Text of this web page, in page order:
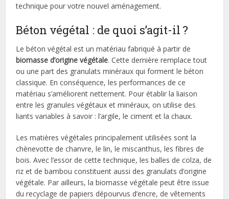
technique pour votre nouvel aménagement.
Béton végétal : de quoi s’agit-il ?
Le béton végétal est un matériau fabriqué à partir de
biomasse d’origine végétale. Cette dernière remplace tout
ou une part des granulats minéraux qui forment le béton
classique. En conséquence, les performances de ce
matériau s’améliorent nettement. Pour établir la liaison
entre les granules végétaux et minéraux, on utilise des
liants variables à savoir : l’argile, le ciment et la chaux.
Les matières végétales principalement utilisées sont la
chènevotte de chanvre, le lin, le miscanthus, les fibres de
bois. Avec l’essor de cette technique, les balles de colza, de
riz et de bambou constituent aussi des granulats d’origine
végétale. Par ailleurs, la biomasse végétale peut être issue
du recyclage de papiers dépourvus d’encre, de vêtements